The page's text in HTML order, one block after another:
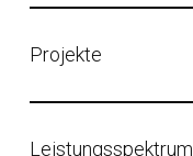
Projekte
Leistungsspektrum